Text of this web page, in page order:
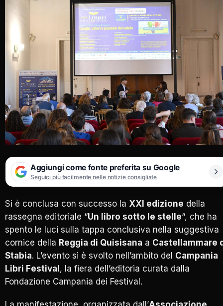
Aggiungi come fonte preferita su Google
Seguici più facilmente nelle notizie consigliate
Si è conclusa con successo la XXI edizione della
rassegna editoriale “Un libro sotto le stelle“, che ha
spento le luci sulla tappa conclusiva nella suggestiva
cornice della Reggia di Quisisana a Castellammare
Stabia. L’evento si è svolto nell’ambito del Campania
Libri Festival , la fiera dell’editoria curata dalla
Fondazione Campania dei Festival.